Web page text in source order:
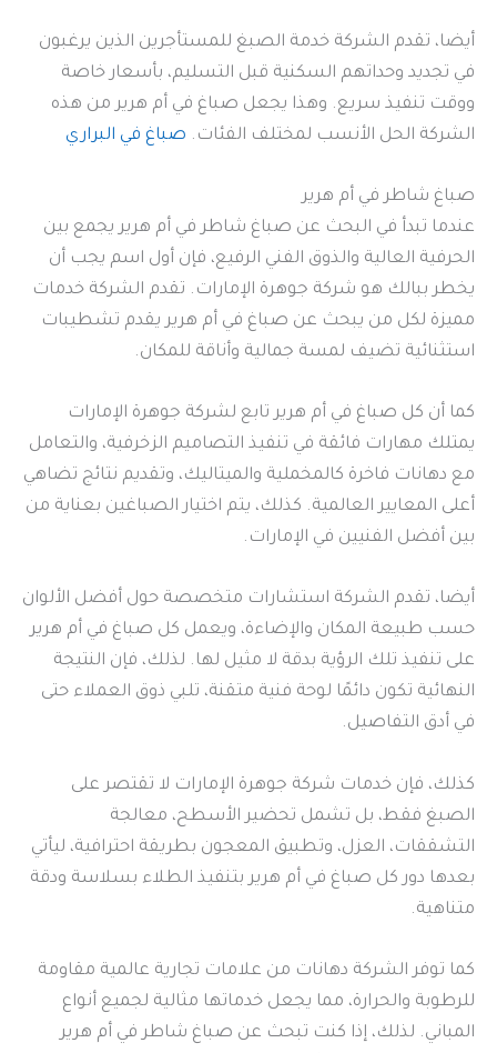
أيضا، تقدم الشركة خدمة الصبغ للمستأجرين الذين يرغبون
في تجديد وحداتهم السكنية قبل التسليم، بأسعار خاصة
ووقت تنفيذ سريع. وهذا يجعل صباغ في أم هرير من هذه
الشركة الحل الأنسب لمختلف الفئات. صباغ في البراري
صباغ شاطر في أم هرير
عندما تبدأ في البحث عن صباغ شاطر في أم هرير يجمع بين
الحرفية العالية والذوق الفني الرفيع، فإن أول اسم يجب أن
يخطر ببالك هو شركة جوهرة الإمارات. تقدم الشركة خدمات
مميزة لكل من يبحث عن صباغ في أم هرير يقدم تشطيبات
استثنائية تضيف لمسة جمالية وأناقة للمكان.
كما أن كل صباغ في أم هرير تابع لشركة جوهرة الإمارات
يمتلك مهارات فائقة في تنفيذ التصاميم الزخرفية، والتعامل
مع دهانات فاخرة كالمخملية والميتاليك، وتقديم نتائج تضاهي
أعلى المعايير العالمية. كذلك، يتم اختيار الصباغين بعناية من
بين أفضل الفنيين في الإمارات.
أيضا، تقدم الشركة استشارات متخصصة حول أفضل الألوان
حسب طبيعة المكان والإضاءة، ويعمل كل صباغ في أم هرير
على تنفيذ تلك الرؤية بدقة لا مثيل لها. لذلك، فإن النتيجة
النهائية تكون دائمًا لوحة فنية متقنة، تلبي ذوق العملاء حتى
في أدق التفاصيل.
كذلك، فإن خدمات شركة جوهرة الإمارات لا تقتصر على
الصبغ فقط، بل تشمل تحضير الأسطح، معالجة
التشققات، العزل، وتطبيق المعجون بطريقة احترافية، ليأتي
بعدها دور كل صباغ في أم هرير بتنفيذ الطلاء بسلاسة ودقة
متناهية.
كما توفر الشركة دهانات من علامات تجارية عالمية مقاومة
للرطوبة والحرارة، مما يجعل خدماتها مثالية لجميع أنواع
المباني. لذلك، إذا كنت تبحث عن صباغ شاطر في أم هرير